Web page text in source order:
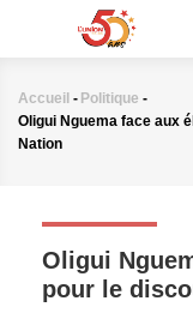
principal
Fil
d'Ariane
Accueil - Politique -
Oligui Nguema face aux
Nation
Oligui
pour le